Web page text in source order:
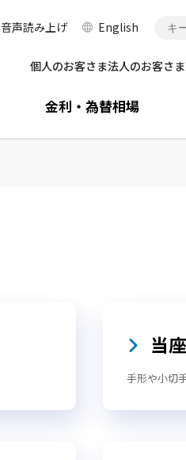
金利・ 為替相場
English
音声読み上げ
個人のお客さま法人のお客さま
当
手形や小切